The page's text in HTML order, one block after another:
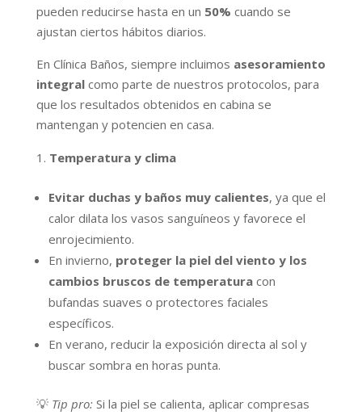
pueden reducirse hasta en un 50% cuando se
ajustan ciertos hábitos diarios.
En Clínica Baños, siempre incluimos asesoramiento
integralcomo parte de nuestros protocolos, para
que los resultados obtenidos en cabina se
mantengan y potencien en casa.
Temperatura y clima
Evitar duchas y baños muy calientes, ya que el
calor dilata los vasos sanguíneos y favorece el
enrojecimiento.
En invierno, proteger la piel del viento y los
cambios bruscos de temperaturacon
bufandas suaves o protectores faciales
específicos.
En verano, reducir la exposición directa al sol y
buscar sombra en horas punta.
💡 Tip pro:Si la piel se calienta, aplicar compresas